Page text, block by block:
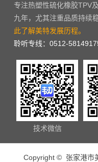
专注热塑性硫化橡胶TPV
九年，尤其注重品质持续
此了解美特发展历程。
聆听专线：0512-
技术微信
Copyright © 张家港市